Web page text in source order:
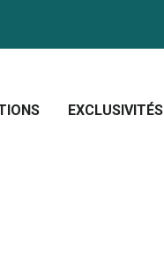
EXCLUSIVITÉS